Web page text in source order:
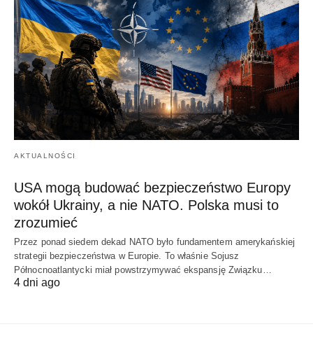
AKTUALNOŚCI
USA mogą budować bezpieczeństwo Europy
wokół Ukrainy, a nie NATO. Polska musi to
zrozumieć
Przez ponad siedem dekad NATO było fundamentem amerykańskiej
strategii bezpieczeństwa w Europie. To właśnie Sojusz
Północnoatlantycki miał powstrzymywać ekspansję Związku…
4 dni ago